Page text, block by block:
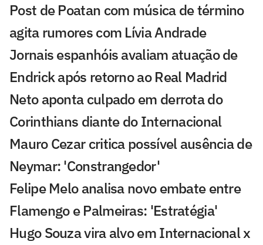
Post de Poatan com música de término
agita rumores com Lívia Andrade
Jornais espanhóis avaliam atuação de
Endrick após retorno ao Real Madrid
Neto aponta culpado em derrota do
Corinthians diante do Internacional
Mauro Cezar critica possível ausência de
Neymar: 'Constrangedor'
Felipe Melo analisa novo embate entre
Flamengo e Palmeiras: 'Estratégia'
Hugo Souza vira alvo em Internacional x